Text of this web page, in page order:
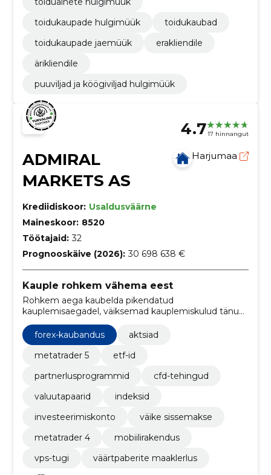
toidukaupade hulgimüük
toidukaubad
toidukaupade jaemüük
erakliendile
ärikliendile
puuviljad ja köögiviljad hulgimüük
4.717 hinnangut
ADMIRAL
MARKETS AS
Harjumaa
Krediidiskoor: Usaldusväärne
Maineskoor: 8520
Töötajaid: 32
Prognooskäive (2026): 30 698 638 €
Kauple rohkem vähema eest
Rohkem aega kaubelda pikendatud
kauplemisaegadel, väiksemad kauplemiskulud tänu
madalamatele kursivahedele
forex-kaubandus
aktsiad
metatrader 5
etf-id
partnerlusprogrammid
cfd-tehingud
valuutapaarid
indeksid
investeerimiskonto
väike sissemakse
metatrader 4
mobiilirakendus
vps-tugi
väärtpaberite maaklerlus